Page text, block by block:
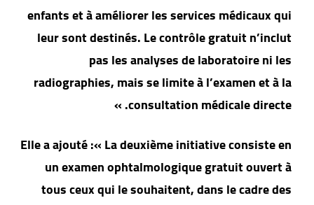
enfants et à améliorer les services médicaux qui
leur sont destinés. Le contrôle gratuit n’inclut
pas les analyses de laboratoire ni les
radiographies, mais se limite à l’examen et à la
consultation médicale directe. »
Elle a ajouté :« La deuxième initiative consiste en
un examen ophtalmologique gratuit ouvert à
tous ceux qui le souhaitent, dans le cadre des